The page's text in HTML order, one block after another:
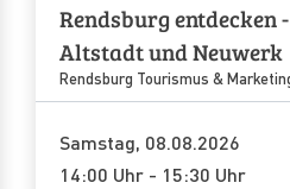
Rendsburg entdecken
Altstadt und Neuwerk
Rendsburg Tourismus &
Samstag, 08.08.2026
14:00 Uhr - 15:30 Uhr